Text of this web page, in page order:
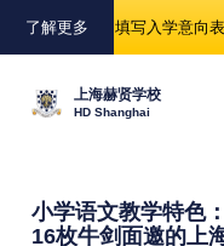
了解更多 填写入学意向表
上海赫贤学校
HD Shanghai
小学语文教学特色
16枚牛剑面邀的上